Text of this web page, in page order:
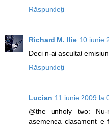
Răspundeți
Richard M. Ilie 10 iunie
Deci n-ai ascultat
Răspundeți
Lucian 11 iunie 2009 la
@the unholy two:
asemenea clasament e